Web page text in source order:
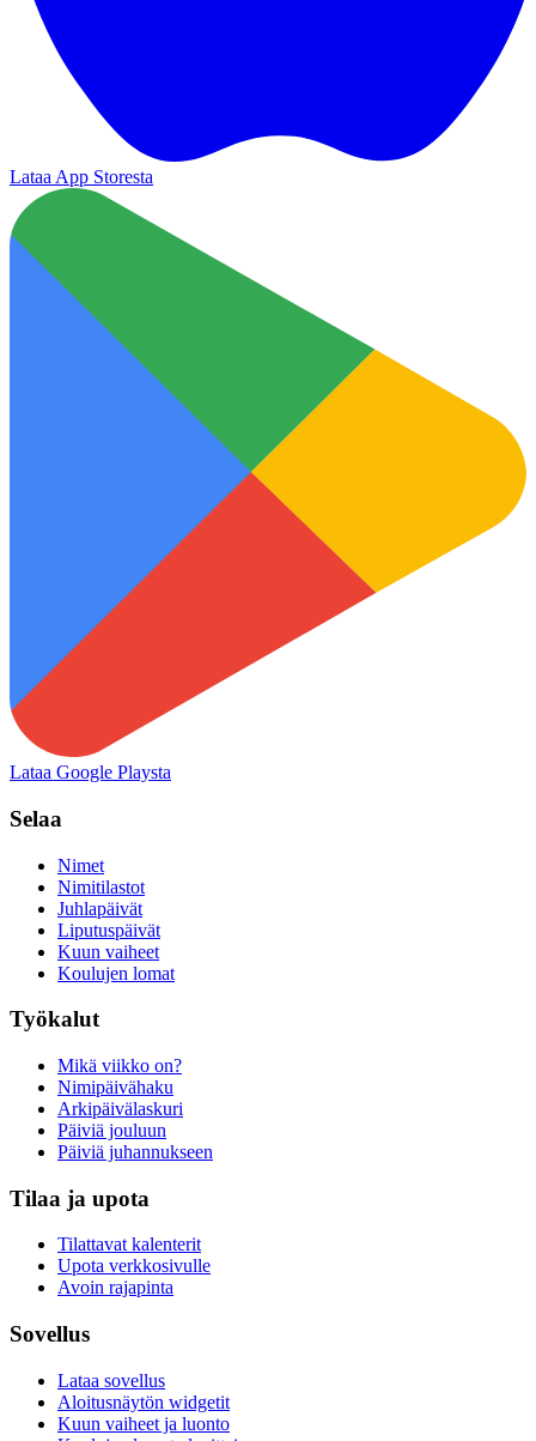
Lataa App Storesta
Lataa Google Playsta
Selaa
Nimet
Nimitilastot
Juhlapäivät
Liputuspäivät
Kuun vaiheet
Koulujen lomat
Työkalut
Mikä viikko on?
Nimipäivähaku
Arkipäivälaskuri
Päiviä jouluun
Päiviä juhannukseen
Tilaa ja upota
Tilattavat kalenterit
Upota verkkosivulle
Avoin rajapinta
Sovellus
Lataa sovellus
Aloitusnäytön widgetit
Kuun vaiheet ja luonto